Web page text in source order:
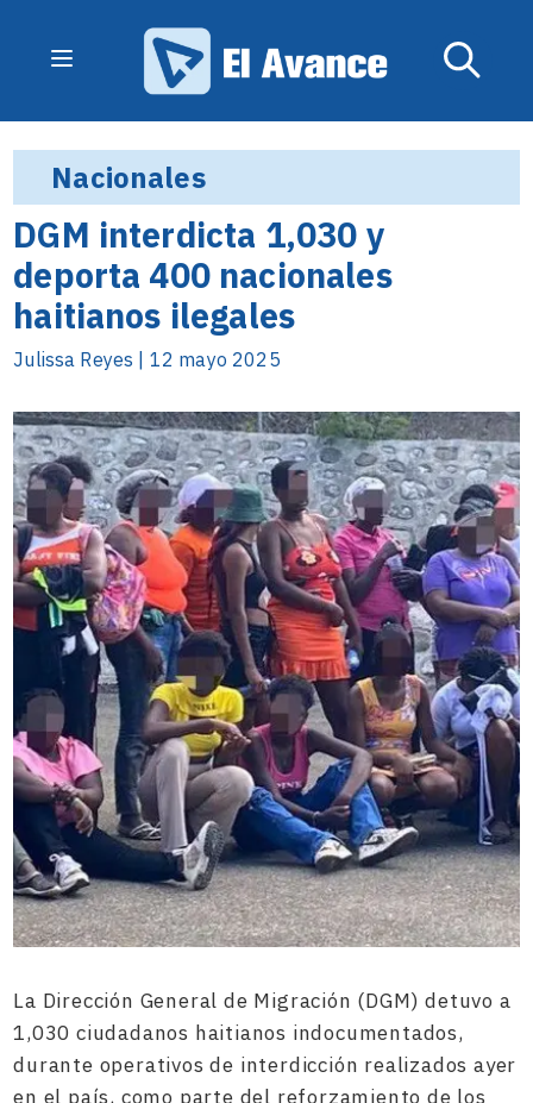
Nacionales
DGM interdicta 1,030 y
deporta 400 nacionales
haitianos ilegales
Julissa Reyes | 12 mayo 2025
La Dirección General de Migración (DGM) detuvo a
1,030 ciudadanos haitianos indocumentados,
durante operativos de interdicción realizados ayer
en el país, como parte del reforzamiento de los